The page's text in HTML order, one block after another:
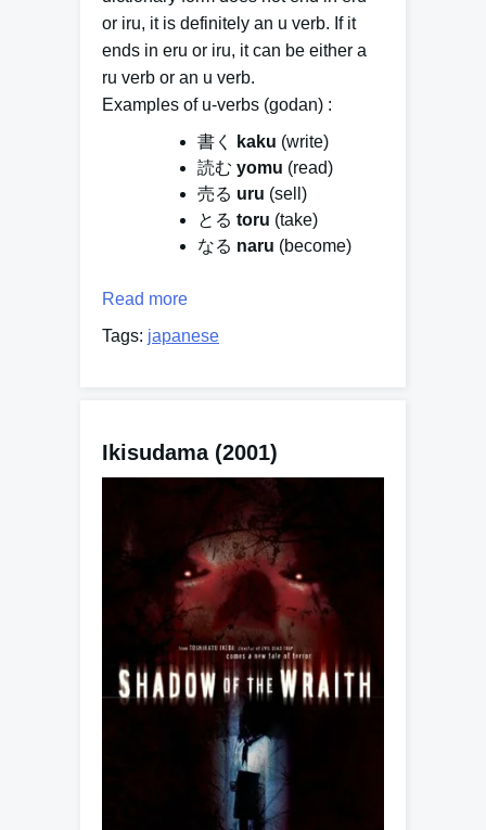
or iru, it is definitely an u verb. If it
ends in eru or iru, it can be either a
ru verb or an u verb.
Examples of u-verbs (godan) :
書く
kaku (write)
読む yomu (read)
売る uru (sell)
とる toru (take)
なる naru (become)
Read more
Tags: japanese
Ikisudama (2001)